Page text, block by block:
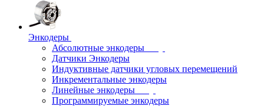
Энкодеры
Абсолютные энкодеры
Датчики Энкодеры
Индуктивные датчики угловых перемещений
Инкрементальные энкодеры
Линейные энкодеры
Программируемые энкодеры